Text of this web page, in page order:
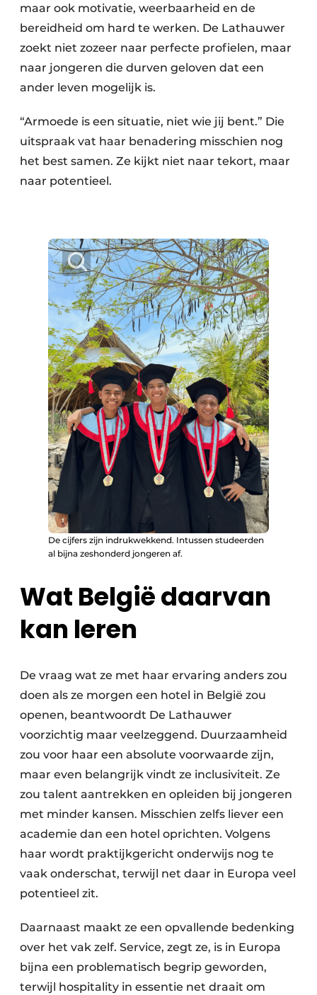
maar ook motivatie, weerbaarheid en de
bereidheid om hard te werken. De Lathauwer
zoekt niet zozeer naar perfecte profielen, maar
naar jongeren die durven geloven dat een
ander leven mogelijk is.
“Armoede is een situatie, niet wie jij bent.” Die
uitspraak vat haar benadering misschien nog
het best samen. Ze kijkt niet naar tekort, maar
naar potentieel.
De cijfers zijn indrukwekkend. Intussen studeerden
al bijna zeshonderd jongeren af.
Wat België daarvan
kan leren
De vraag wat ze met haar ervaring anders zou
doen als ze morgen een hotel in België zou
openen, beantwoordt De Lathauwer
voorzichtig maar veelzeggend. Duurzaamheid
zou voor haar een absolute voorwaarde zijn,
maar even belangrijk vindt ze inclusiviteit. Ze
zou talent aantrekken en opleiden bij jongeren
met minder kansen. Misschien zelfs liever een
academie dan een hotel oprichten. Volgens
haar wordt praktijkgericht onderwijs nog te
vaak onderschat, terwijl net daar in Europa veel
potentieel zit.
Daarnaast maakt ze een opvallende bedenking
over het vak zelf. Service, zegt ze, is in Europa
bijna een problematisch begrip geworden,
terwijl hospitality in essentie net draait om